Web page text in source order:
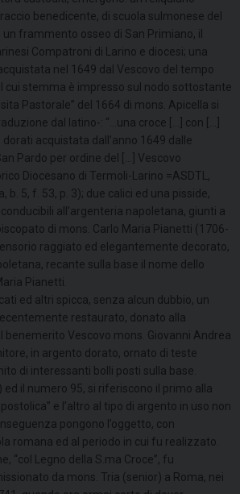
benedicente, di scuola sulmonese del
frammento osseo di San Primiano, il
Compatroni di Larino e diocesi; una
nel 1649 dal Vescovo del tempo
cui stemma è impresso sul nodo sottostante
Pastorale” del 1664 di mons. Apicella si
dal latino-: “…una croce […] con […]
acquistata dall’anno 1649 dalle
Pardo per ordine del […] Vescovo
Diocesano di Termoli-Larino =ASDTL,
b. 5, f. 53, p. 3); due calici ed una pisside,
all’argenteria napoletana, giunti a
di mons. Carlo Maria Pianetti (1706-
raggiato ed elegantemente decorato,
recante sulla base il nome dello
Pianetti.
ed altri spicca, senza alcun dubbio, un
restaurato, donato alla
benemerito Vescovo mons. Giovanni Andrea
in argento dorato, ornato di teste
di interessanti bolli posti sulla base.
ed il numero 95, si riferiscono il primo alla
e l’altro al tipo di argento in uso non
pongono l’oggetto, con
romana ed al periodo in cui fu realizzato.
“col Legno della S.ma Croce”, fu
da mons. Tria (senior) a Roma, nei